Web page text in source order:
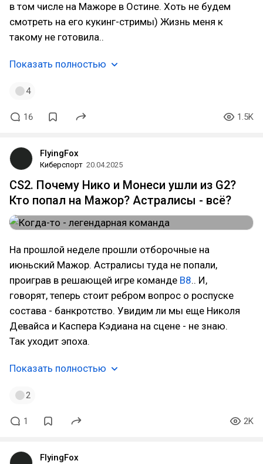
в том числе на Мажоре в Остине. Хоть не будем
смотреть на его кукинг-стримы) Жизнь меня к
такому не готовила..
Показать полностью
4
16 1.5K
FlyingFox
Киберспорт 20.04.2025
CS2. Почему Нико и Монеси ушли из G2?
Кто попал на Мажор? Астралисы - всё?
На прошлой неделе прошли отборочные на
июньский Мажор. Астралисы туда не попали,
проиграв в решающей игре команде B8.. И,
говорят, теперь стоит ребром вопрос о роспуске
состава - банкротство. Увидим ли мы еще Николя
Девайса и Каспера Кэдиана на сцене - не знаю.
Так уходит эпоха.
Показать полностью
2
1 2K
FlyingFox